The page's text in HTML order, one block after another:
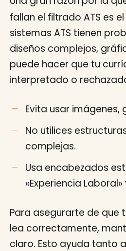
fallan el filtrado ATS es el
sistemas ATS tienen
diseños complejos,
puede hacer que tu
interpretado o
Evita usar
No utilices
complejas.
Usa encabezados
«Experiencia Laboral»
Para asegurarte de que
lea correctamente,
claro. Esto ayuda tanto